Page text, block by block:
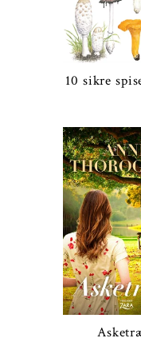
10 sikre